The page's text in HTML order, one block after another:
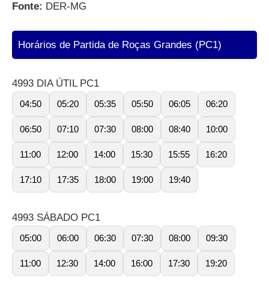
Fonte: DER-MG
Horários de Partida de Roças Grandes (PC1)
4993 DIA ÚTIL PC1
04:50 05:20 05:35 05:50 06:05 06:20
06:50 07:10 07:30 08:00 08:40 10:00
11:00 12:00 14:00 15:30 15:55 16:20
17:10 17:35 18:00 19:00 19:40
4993 SÁBADO PC1
05:00 06:00 06:30 07:30 08:00 09:30
11:00 12:30 14:00 16:00 17:30 19:20